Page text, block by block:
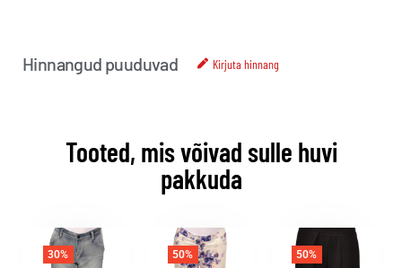
Hinnangud puuduvad Kirjuta hinnang
Tooted, mis võivad sulle huvi
pakkuda
30% 50% 50%